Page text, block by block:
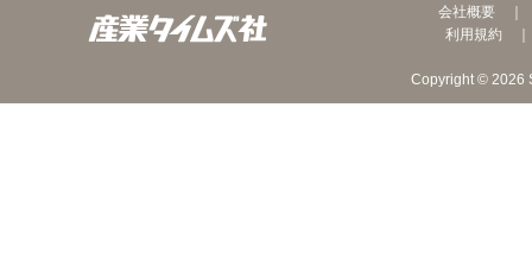
会社概要
利用規約
Copyright © 2026